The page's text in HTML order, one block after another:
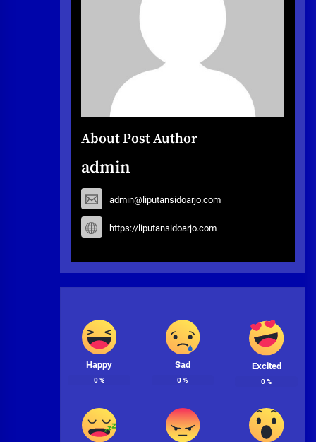
About Post Author
admin
admin@liputansidoarjo.com
https://liputansidoarjo.com
Happy
0%
Sad
0%
Excited
0%